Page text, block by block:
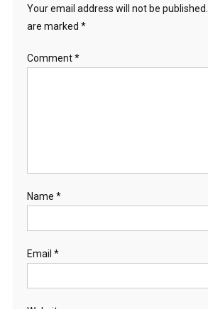
Your email address will not be published.
are marked *
Comment*
Name *
Email *